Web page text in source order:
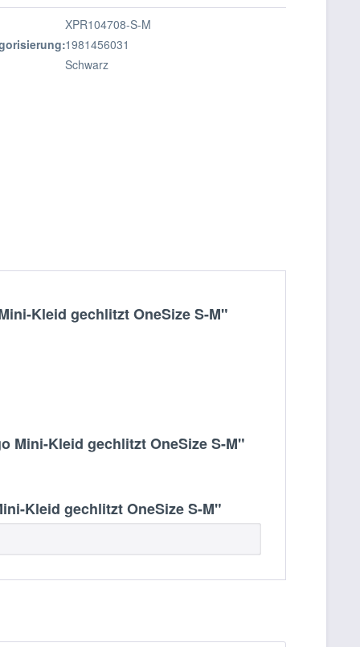
XPR104708-S-M
1981456031
Schwarz
Kleid gechlitzt OneSize S-M"
Mini-Kleid gechlitzt OneSize S-M"
Kleid gechlitzt OneSize S-M"